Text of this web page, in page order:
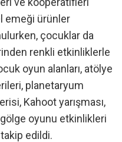
emeği ürünler
çocuklar da
renkli etkinliklerle
oyun alanları, atölye
planetaryum
Kahoot yarışması,
oyunu etkinlikleri
edildi.